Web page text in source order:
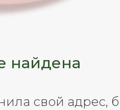
найдена
свой адрес,